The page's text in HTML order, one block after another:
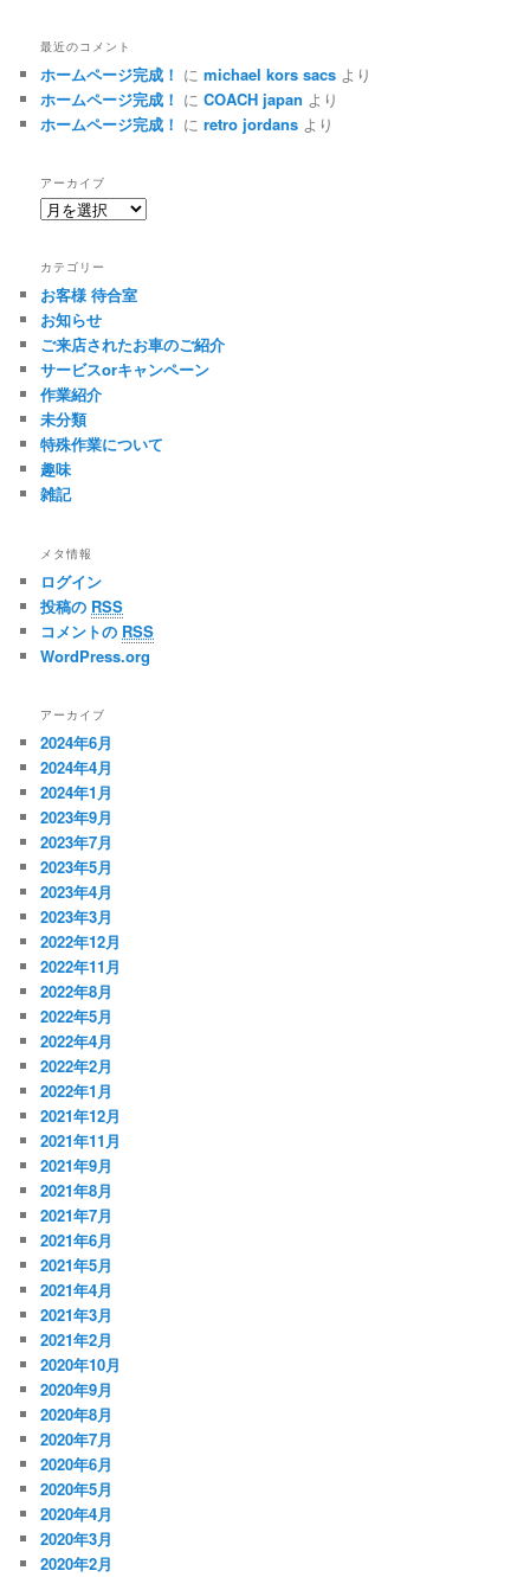
最近のコメント
ホームページ完成！ にmichael kors sacs より
ホームページ完成！ にCOACH japan より
ホームページ完成！ にretro jordans より
アーカイブ
ア
イ
ブ
カテゴリー
お客様 待合室
お知らせ
ご来店されたお車のご紹介
サービスorキャンペーン
作業紹介
未分類
特殊作業について
趣味
雑記
メタ情報
ログイン
投稿の RSS
コメントの RSS
WordPress.org
アーカイブ
2024年6月
2024年4月
2024年1月
2023年9月
2023年7月
2023年5月
2023年4月
2023年3月
2022年12月
2022年11月
2022年8月
2022年5月
2022年4月
2022年2月
2022年1月
2021年12月
2021年11月
2021年9月
2021年8月
2021年7月
2021年6月
2021年5月
2021年4月
2021年3月
2021年2月
2020年10月
2020年9月
2020年8月
2020年7月
2020年6月
2020年5月
2020年4月
2020年3月
2020年2月